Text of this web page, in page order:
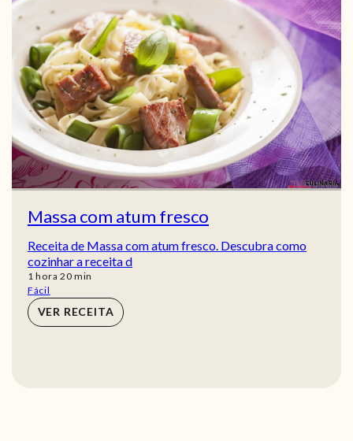
Massa com atum fresco
Receita de Massa com atum fresco. Descubra como
cozinhar a receita d
1 hora
hora 20min
min
Fácil
VER RECEITA